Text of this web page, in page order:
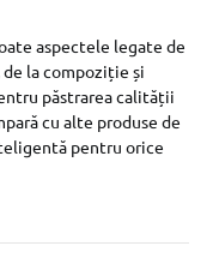
aspectele legate de
de la compoziție și
păstrarea calității
cu alte produse de
pentru orice